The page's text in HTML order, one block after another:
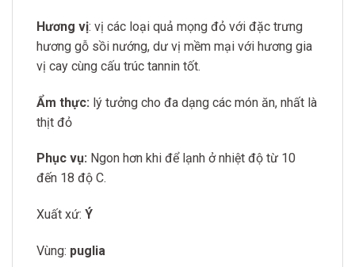
Hương vị: vị các loại quả mọng đỏ với đặc trưng
hương gỗ sồi nướng, dư vị mềm mại với hương gia
vị cay cùng cấu trúc tannin tốt.
Ẩm thực: lý tưởng cho đa dạng các món ăn, nhất là
thịt đỏ
Phục vụ: Ngon hơn khi để lạnh ở nhiệt độ từ 10
đến 18 độ C.
Xuất xứ: Ý
Vùng: puglia